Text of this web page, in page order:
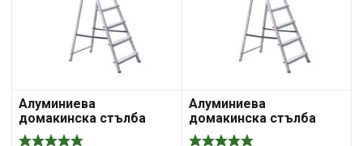
Алуминиева
домакинска стълба
Алуминиева
домакинска стълба